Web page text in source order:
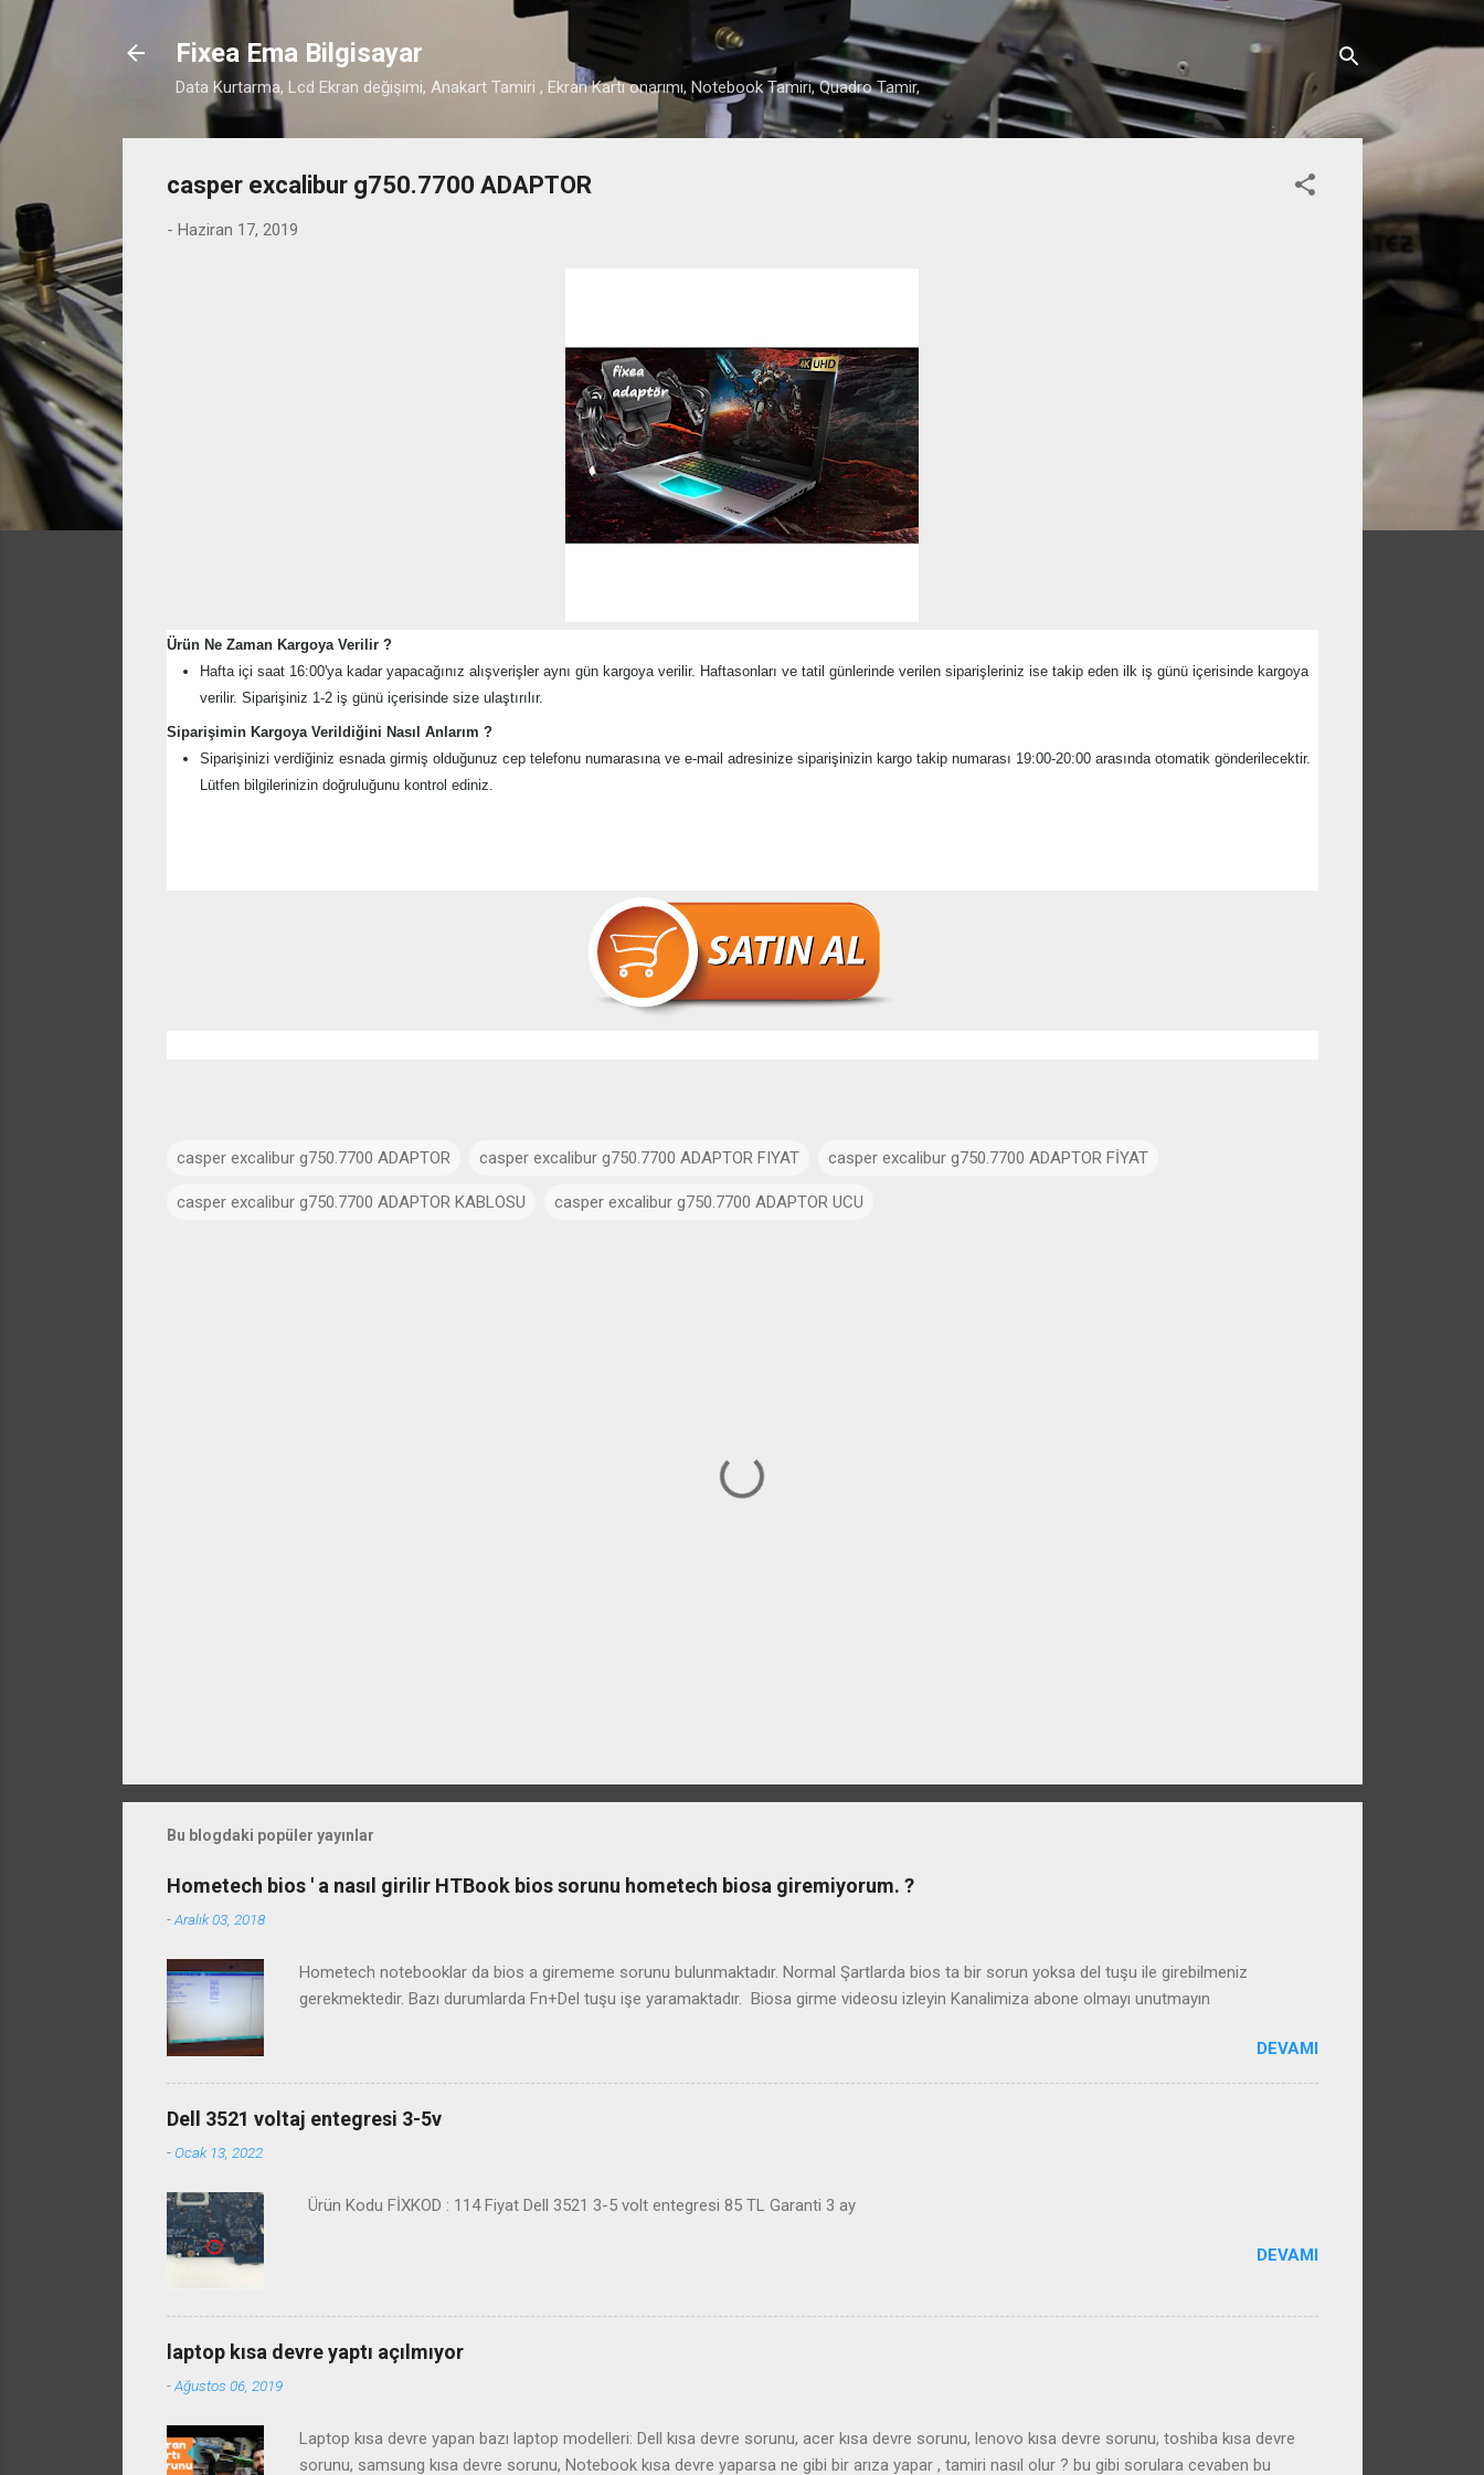
Ana içeriğe atla
Fixea Ema Bilgisayar
Data Kurtarma, Lcd Ekran değişimi, Anakart Tamiri , Ekran Kartı onarımı, Notebook Tamiri, Quadro Tamir,
casper excalibur g750.7700 ADAPTOR
- Haziran 17, 2019
Ürün Ne Zaman Kargoya Verilir ?
Hafta içi saat 16:00'ya kadar yapacağınız alışverişler aynı gün kargoya verilir. Haftasonları ve tatil günlerinde verilen siparişleriniz ise takip eden ilk iş günü içerisinde kargoya
verilir. Siparişiniz 1-2 iş günü içerisinde size ulaştırılır.
Siparişimin Kargoya Verildiğini Nasıl Anlarım ?
Siparişinizi verdiğiniz esnada girmiş olduğunuz cep telefonu numarasına ve e-mail adresinize siparişinizin kargo takip numarası 19:00-20:00 arasında otomatik gönderilecektir.
Lütfen bilgilerinizin doğruluğunu kontrol ediniz.
casper excalibur g750.7700 ADAPTOR casper excalibur g750.7700 ADAPTOR FIYAT casper excalibur g750.7700 ADAPTOR FİYAT
casper excalibur g750.7700 ADAPTOR KABLOSU casper excalibur g750.7700 ADAPTOR UCU
Bu blogdaki popüler yayınlar
Hometech bios ' a nasıl girilir HTBook bios sorunu hometech biosa giremiyorum. ?
-Aralık 03, 2018
Hometech notebooklar da bios a girememe sorunu bulunmaktadır. Normal Şartlarda bios ta bir sorun yoksa del tuşu ile girebilmeniz
gerekmektedir. Bazı durumlarda Fn+Del tuşu işe yaramaktadır. Biosa girme videosu izleyin Kanalimiza abone olmayı unutmayın
DEVAMI
Dell 3521 voltaj entegresi 3-5v
-Ocak 13, 2022
Ürün Kodu FİXKOD : 114 Fiyat Dell 3521 3-5 volt entegresi 85 TL Garanti 3 ay
DEVAMI
laptop kısa devre yaptı açılmıyor
-Ağustos 06, 2019
Laptop kısa devre yapan bazı laptop modelleri: Dell kısa devre sorunu, acer kısa devre sorunu, lenovo kısa devre sorunu, toshiba kısa devre
sorunu, samsung kısa devre sorunu, Notebook kısa devre yaparsa ne gibi bir arıza yapar , tamiri nasıl olur ? bu gibi sorulara cevaben bu